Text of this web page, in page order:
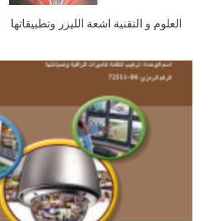
العلوم و التقنية اشعة الليزر وتطبيقاتها